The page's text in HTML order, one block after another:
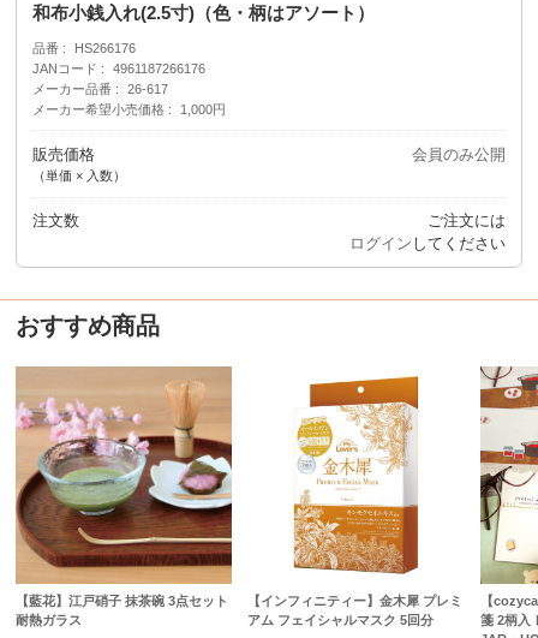
和布小銭入れ(2.5寸)（色・柄はアソート）
品番
HS266176
JANコード
4961187266176
メーカー品番
26-617
メーカー希望小売価格
1,000円
販売価格
（単価 × 入数）
会員のみ公開
注文数
ご注文には
ログイン してください
おすすめ商品
【藍花】江戸硝子 抹茶碗 3点セット
耐熱ガラス
【インフィニティー】金木犀 プレミ
アム フェイシャルマスク 5回分
【
箋 2柄入